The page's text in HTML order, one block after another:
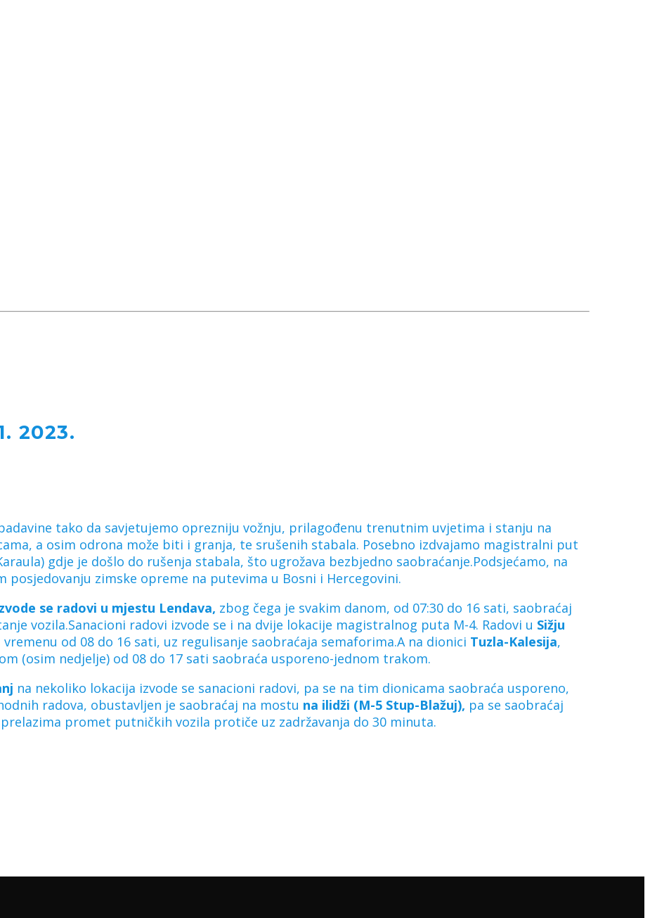
2023.
tako da savjetujemo oprezniju vožnju, prilagođenu trenutnim uvjetima i stanju na
a osim odrona može biti i granja, te srušenih stabala. Posebno izdvajamo magistralni put
gdje je došlo do rušenja stabala, što ugrožava bezbjedno saobraćanje.Podsjećamo, na
posjedovanju zimske opreme na putevima u Bosni i Hercegovini.
se radovi u mjestu Lendava, zbog čega je svakim danom, od 07:30 do 16 sati, saobraćaj
vozila.Sanacioni radovi izvode se i na dvije lokacije magistralnog puta M-4. Radovi u Sižju
od 08 do 16 sati, uz regulisanje saobraćaja semaforima.A na dionici Tuzla-Kalesija,
(osim nedjelje) od 08 do 17 sati saobraća usporeno-jednom trakom.
na nekoliko lokacija izvode se sanacioni radovi, pa se na tim dionicama saobraća usporeno,
radova, obustavljen je saobraćaj na mostu na ilidži (M-5 Stup-Blažuj), pa se saobraćaj
promet putničkih vozila protiče uz zadržavanja do 30 minuta.